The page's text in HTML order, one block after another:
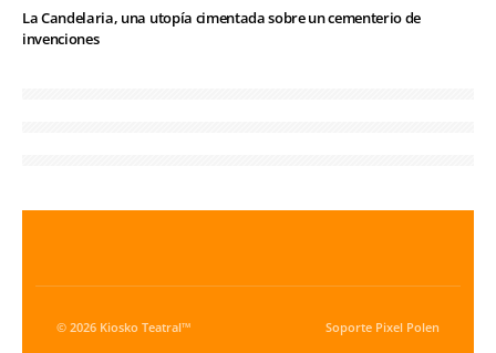
La Candelaria, una utopía cimentada sobre un cementerio de
invenciones
© 2026 Kiosko Teatral™ Soporte Pixel Polen